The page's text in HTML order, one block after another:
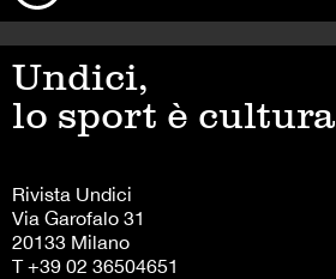
Undici,
lo sport è cultura
Rivista Undici
Via Garofalo 31
20133 Milano
T +39 02 36504651